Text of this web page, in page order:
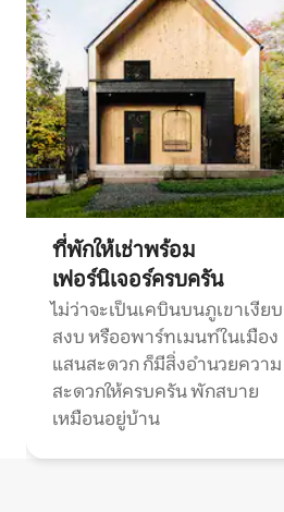
ที่พักให้เช่าพร้อม
เฟอร์นิเจอร์ครบครัน
ไม่ว่าจะเป็นเคบินบนภูเขาเงียบ
สงบ หรืออพาร์ทเมนท์ในเมือง
แสนสะดวก ก็มีสิ่งอำนวยความ
สะดวกให้ครบครัน พักสบาย
เหมือนอยู่บ้าน